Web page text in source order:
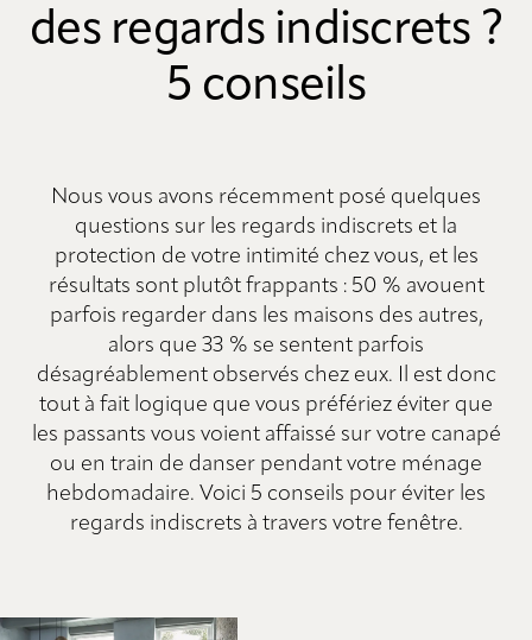
des regards indiscrets ?
5 conseils
Nous vous avons récemment posé quelques
questions sur les regards indiscrets et la
protection de votre intimité chez vous, et les
résultats sont plutôt frappants : 50 % avouent
parfois regarder dans les maisons des autres,
alors que 33 % se sentent parfois
désagréablement observés chez eux. Il est donc
tout à fait logique que vous préfériez éviter que
les passants vous voient affaissé sur votre canapé
ou en train de danser pendant votre ménage
hebdomadaire. Voici 5 conseils pour éviter les
regards indiscrets à travers votre fenêtre.